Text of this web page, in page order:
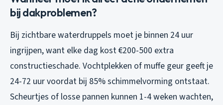
bij dakproblemen?
Bij zichtbare waterdruppels moet je binnen 24 uur
ingrijpen, want elke dag kost €200-500 extra
constructieschade. Vochtplekken of muffe geur geeft je
24-72 uur voordat bij 85% schimmelvorming ontstaat.
Scheurtjes of losse pannen kunnen 1-4 weken wachten,